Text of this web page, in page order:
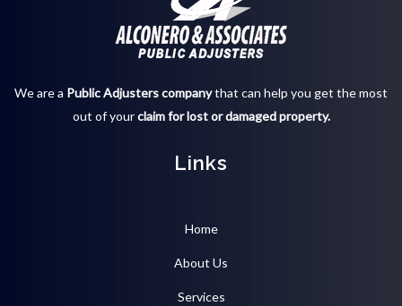
We are a Public Adjusters companythat can help you get the most
out of yourclaim for lost or damaged property.
Links
Home
About Us
Services